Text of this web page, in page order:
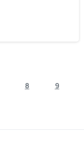
8 9